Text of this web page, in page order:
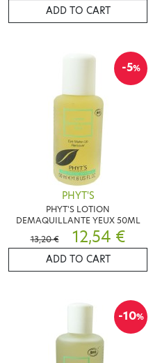
ADD TO CART
-5%
PHYT'S
PHYT'S LOTION
DEMAQUILLANTE YEUX 50ML
13,20 €
12,54 €
ADD TO CART
-10%